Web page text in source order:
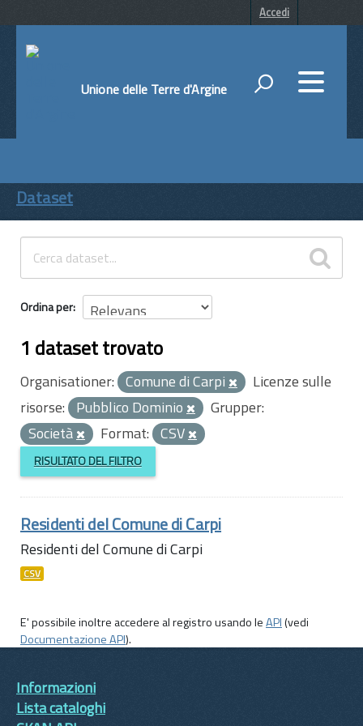
Accedi
Unione delle Terre d'Argine
ENTI
TEMI
INFORMAZIONI
Dataset
Ordina per
1 dataset trovato
Organisationer: Comune di Carpi
Licenze sulle
risorse: Pubblico Dominio
Grupper:
Società
Format: CSV
RISULTATO DEL FILTRO
Residenti del Comune di Carpi
Residenti del Comune di Carpi
CSV
E' possibile inoltre accedere al registro usando leAPI(vedi
Documentazione API).
Informazioni
Lista cataloghi